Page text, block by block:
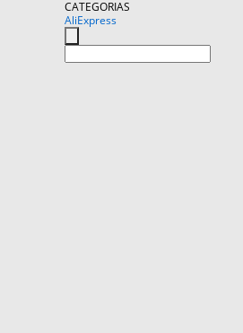
CATEGORIAS
AliExpress